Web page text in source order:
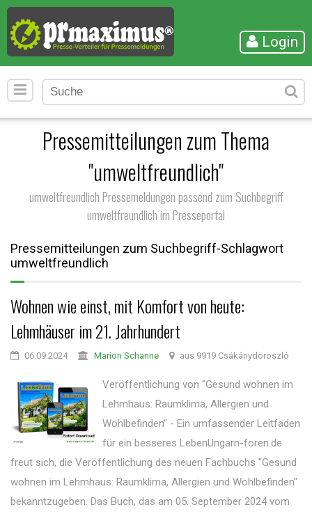
Login
Pressemitteilungen zum Thema
"umweltfreundlich"
umweltfreundlich Pressemeldungen passend zum Suchbegriff
umweltfreundlich im Presseportal
Pressemitteilungen zum Suchbegriff-Schlagwort
umweltfreundlich
Wohnen wie einst, mit Komfort von heute:
Lehmhäuser im 21. Jahrhundert
06.09.2024 Marion Schanne aus 9919 Csákánydoroszló
Veröffentlichung von "Gesund wohnen im
Lehmhaus: Raumklima, Allergien und
Wohlbefinden" - Ein umfassender Leitfaden
für ein besseres LebenUngarn-foren.de
freut sich, die Veröffentlichung des neuen Fachbuchs "Gesund
wohnen im Lehmhaus: Raumklima, Allergien und Wohlbefinden"
bekanntzugeben. Das Buch, das am 05. September 2024 vom